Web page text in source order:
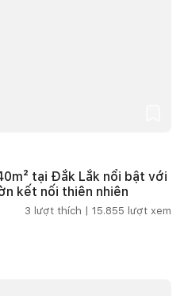
tại Đắk Lắk nổi bật với
kết nối thiên nhiên
3 lượt thích | 15.855 lượt xem